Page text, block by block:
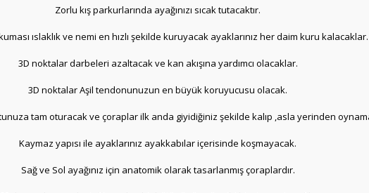
Zorlu kış parkurlarında ayağınızı sıcak tutacaktır.
ıslaklık ve nemi en hızlı şekilde kuruyacak ayaklarınız her daim kuru kalacaklar.
3D noktalar darbeleri azaltacak ve kan akışına yardımcı olacaklar.
3D noktalar Aşil tendonunuzun en büyük koruyucusu olacak.
tam oturacak ve çoraplar ilk anda giyidiğiniz şekilde kalıp ,asla yerinden
Kaymaz yapısı ile ayaklarınız ayakkabılar içerisinde koşmayacak.
Sağ ve Sol ayağınız için anatomik olarak tasarlanmış çoraplardır.